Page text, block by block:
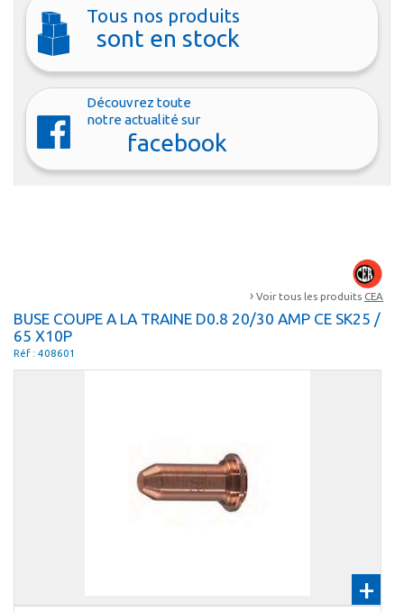
Tous nos produits
sont en stock
Découvrez toute
notre actualité sur
facebook
› Voir tous les produits CEA
BUSE COUPE A LA TRAINE D0.8 20/30 AMP CE SK25 /
65 X10P
Réf : 408601
+